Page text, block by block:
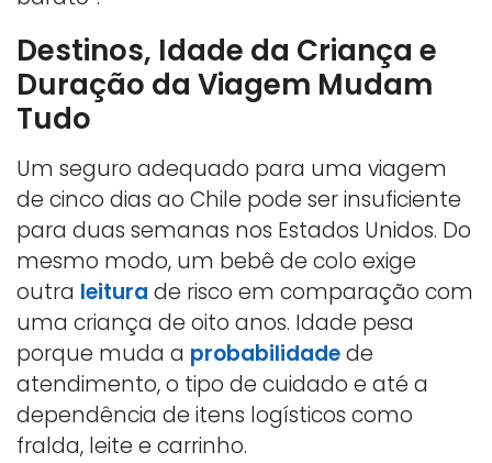
Destinos, Idade da Criança e
Duração da Viagem Mudam
Tudo
Um seguro adequado para uma viagem
de cinco dias ao Chile pode ser insuficiente
para duas semanas nos Estados Unidos. Do
mesmo modo, um bebê de colo exige
outra leitura de risco em comparação com
uma criança de oito anos. Idade pesa
porque muda a probabilidadede
atendimento, o tipo de cuidado e até a
dependência de itens logísticos como
fralda, leite e carrinho.